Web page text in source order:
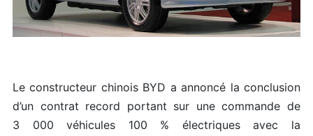
Le constructeur chinois BYD a annoncé la conclusion
d’un contrat record portant sur une commande de
3 000 véhicules 100 % électriques avec la